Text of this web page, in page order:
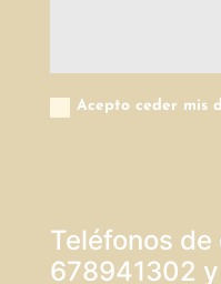
Acepto ceder mis
Teléfonos
678941302